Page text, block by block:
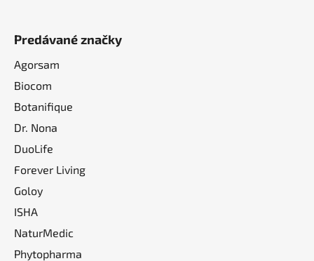
Predávané značky
Agorsam
Biocom
Botanifique
Dr. Nona
DuoLife
Forever Living
Goloy
ISHA
NaturMedic
Phytopharma